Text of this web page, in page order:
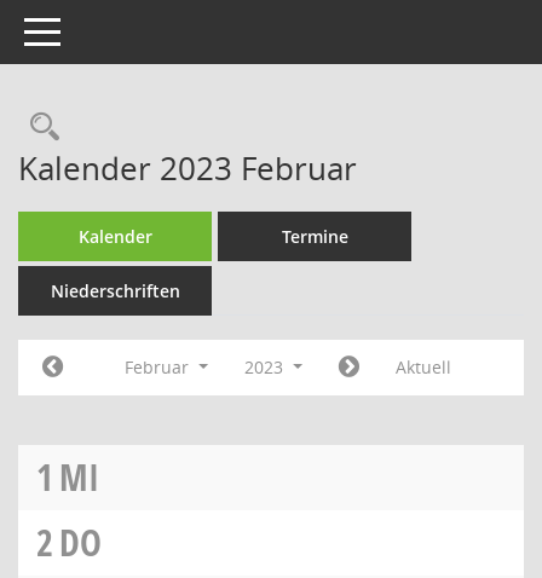
Toggle navigation
Rechercheauswahl
Kalender 2023 Februar
Kalender Termine
Niederschriften
Februar 2023 Aktuell
1 MI
2DO